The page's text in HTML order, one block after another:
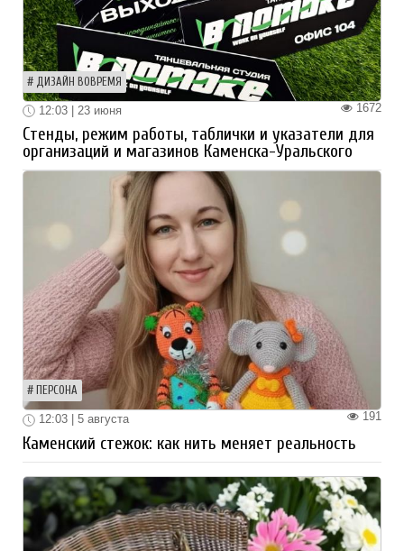
ДИЗАЙН ВОВРЕМЯ
1672
12:03 | 23 июня
Стенды, режим работы, таблички и указатели для
организаций и магазинов Каменска-Уральского
ПЕРСОНА
191
12:03 | 5 августа
Каменский стежок: как нить меняет реальность